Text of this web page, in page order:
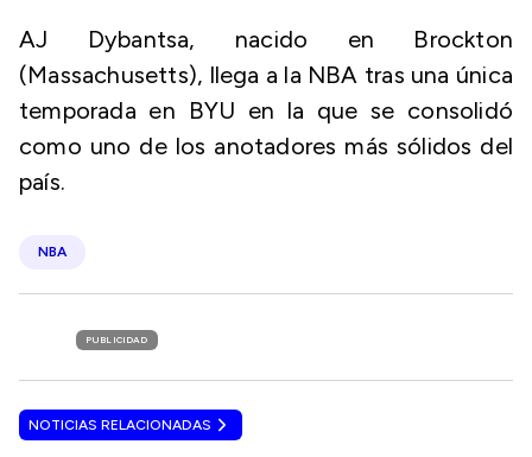
AJ Dybantsa, nacido en Brockton
(Massachusetts), llega a la NBA tras una única
temporada en BYU en la que se consolidó
como uno de los anotadores más sólidos del
país.
NBA
PUBLICIDAD
NOTICIAS RELACIONADAS